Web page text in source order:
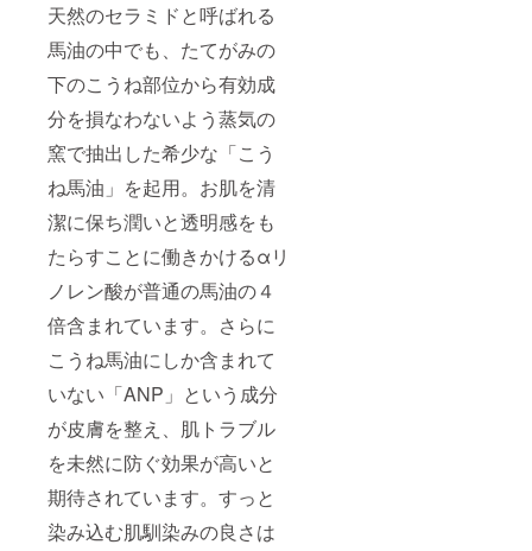
天然のセラミドと呼ばれる
馬油の中でも、たてがみの
下のこうね部位から有効成
分を損なわないよう蒸気の
窯で抽出した希少な「こう
ね馬油」を起用。お肌を清
潔に保ち潤いと透明感をも
たらすことに働きかけるαリ
ノレン酸が普通の馬油の４
倍含まれています。さらに
こうね馬油にしか含まれて
いない「ANP」という成分
が皮膚を整え、肌トラブル
を未然に防ぐ効果が高いと
期待されています。すっと
染み込む肌馴染みの良さは